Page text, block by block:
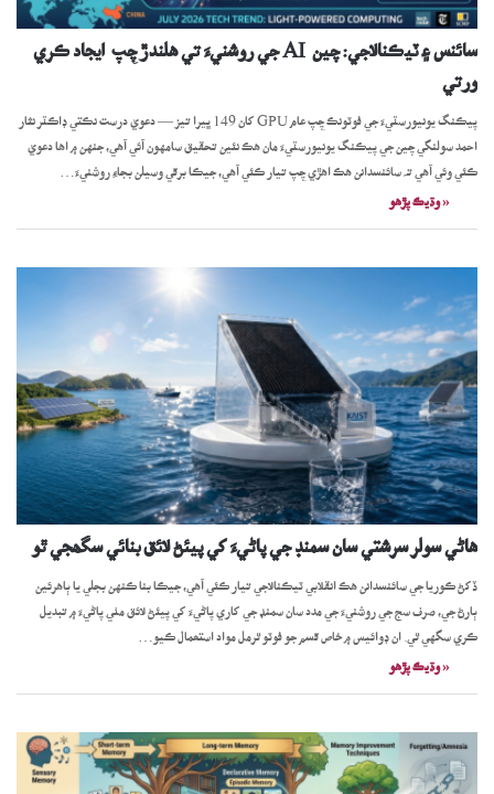
سائنس ۽ ٽيڪنالاجي: چين AI جي روشنيءَ تي هلندڙ چِپ ايجاد ڪري
ورتي
پيڪنگ يونيورسٽيءَ جي فوٽونڪ چِپ عام GPU کان 149 ڀيرا تيز — دعويٰ درست نڪتي ڊاڪٽر نثار
احمد سولنگي چين جي پيڪنگ يونيورسٽيءَ مان هڪ نئين تحقيق سامهون آئي آهي، جنهن ۾ اها دعويٰ
ڪئي وئي آهي تہ سائنسدانن هڪ اهڙي چِپ تيار ڪئي آهي، جيڪا برقي وسيلن بجاءِ روشنيءَ…
« وڌيڪ پڙھو
ھاڻي سولر سرشتي سان سمنڊ جي پاڻيءَ کي پيئڻ لائق بنائي سگھجي ٿو
ڏکڻ ڪوريا جي سائنسدانن هڪ انقلابي ٽيڪنالاجي تيار ڪئي آهي، جيڪا بنا ڪنهن بجلي يا ٻاهرئين
ٻارڻ جي، صرف سج جي روشنيءَ جي مدد سان سمنڊ جي کاري پاڻيءَ کي پيئڻ لائق مٺي پاڻيءَ ۾ تبديل
ڪري سگهي ٿي. ان ڊوائيس ۾ خاص قسم جو فوٽو ٿرمل مواد استعمال ڪيو…
« وڌيڪ پڙھو